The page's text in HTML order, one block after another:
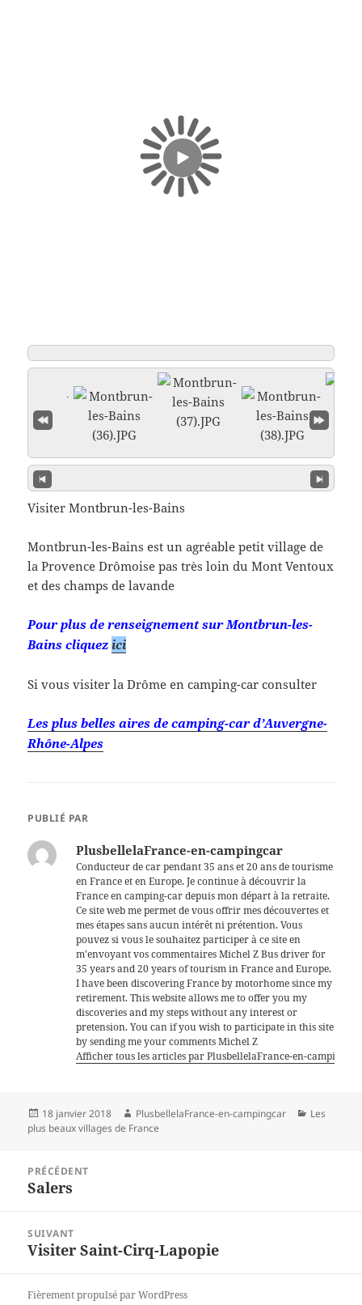
Visiter Montbrun-les-Bains
Montbrun-les-Bains est un agréable petit village de
la Provence Drômoise pas très loin du Mont Ventoux
et des champs de lavande
Pour plus de renseignement sur Montbrun-les-
Bains cliquez ici
Si vous visiter la Drôme en camping-car consulter
Les plus belles aires de camping-car d’Auvergne-
Rhône-Alpes
PUBLIÉ PAR
PlusbellelaFrance-en-campingcar
Conducteur de car pendant 35 ans et 20 ans de tourisme
en France et en Europe. Je continue à découvrir la
France en camping-car depuis mon départ à la retraite.
Ce site web me permet de vous offrir mes découvertes et
mes étapes sans aucun intérêt ni prétention. Vous
pouvez si vous le souhaitez participer à ce site en
m'envoyant vos commentaires Michel Z Bus driver for
35 years and 20 years of tourism in France and Europe.
I have been discovering France by motorhome since my
retirement. This website allows me to offer you my
discoveries and my steps without any interest or
pretension. You can if you wish to participate in this site
by sending me your comments Michel Z
Afficher tous les articles par PlusbellelaFrance-en-
Publié
le
18 janvier 2018 Auteur
PlusbellelaFrance-en-campingcar Catégories
Les
plus beaux villages de France
l’article
PRÉCÉDENT
Article
Salers
SUIVANT
Article
Visiter Saint-Cirq-Lapopie
Fièrement propulsé par WordPress